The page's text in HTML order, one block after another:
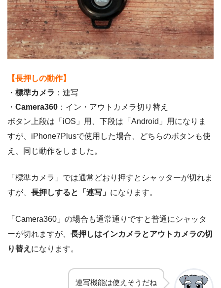
【長押しの動作】
・ 標準カメラ ：連写
・ Camera360 ：イン・アウトカメラ切り替え
ボタン上段は「iOS」用、下段は「Android」用になりま
すが、iPhone7Plusで使用した場合、どちらのボタンも使
え、同じ動作をしました。
「標準カメラ」では通常どおり押すとシャッターが切れま
すが、 長押しすると「連写」 になります。
「Camera360」の場合も通常通りですと普通にシャッタ
ーが切れますが、 長押しはインカメラとアウトカメラの切
り替え になります。
連写機能は使えそうだね